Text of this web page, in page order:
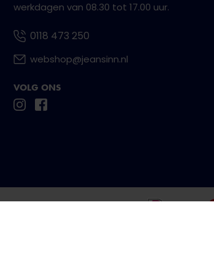
werkdagen van 08.30 tot 17.00 uur.
0118 473 250
webshop@jeansinn.nl
VOLG ONS
Betaal eenvoudig en veilig met